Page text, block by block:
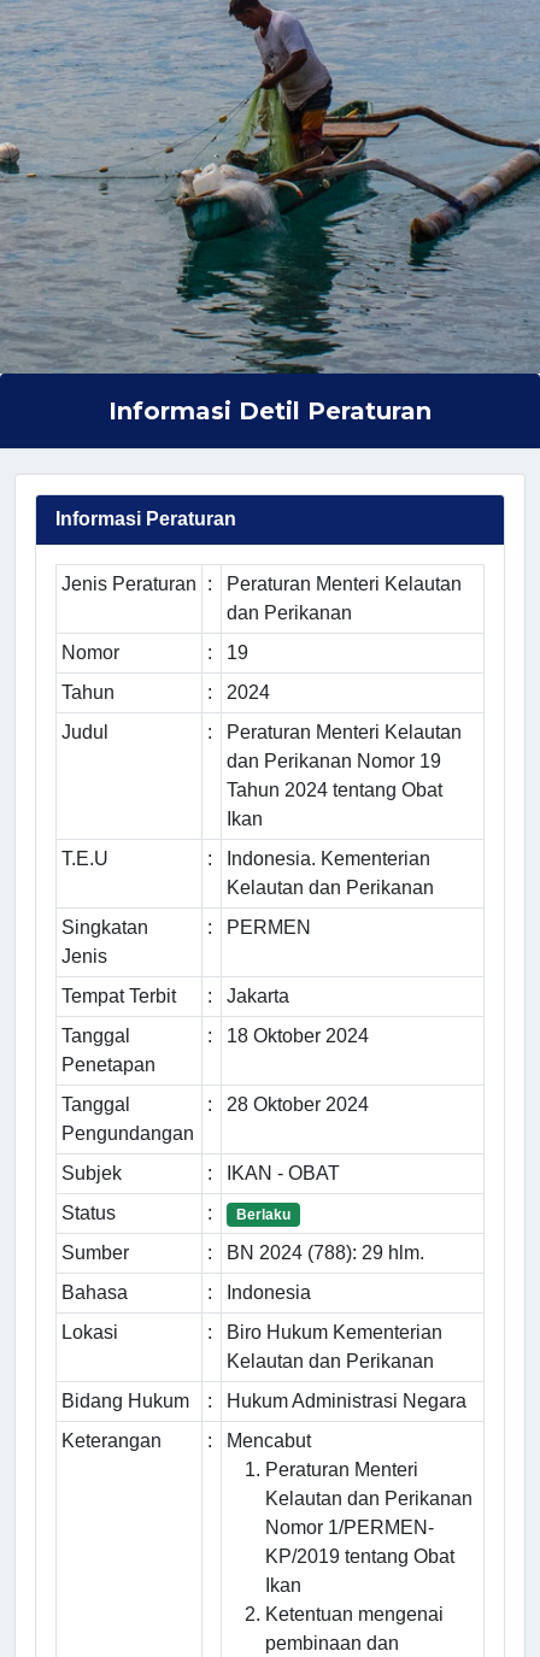
Informasi Detil Peraturan
Informasi Peraturan
Jenis Peraturan :
Peraturan Menteri Kelautan
dan Perikanan
Nomor
:
19
Tahun
:
2024
Judul
:
Peraturan Menteri Kelautan
dan Perikanan Nomor 19
Tahun 2024 tentang Obat
Ikan
T.E.U
:
Indonesia. Kementerian
Kelautan dan Perikanan
Singkatan
Jenis
: PERMEN
Tempat Terbit :
Jakarta
Tanggal
Penetapan
: 18 Oktober 2024
Tanggal
Pengundangan
: 28 Oktober 2024
Subjek :
IKAN - OBAT
Status
: Berlaku
Sumber :
BN 2024 (788): 29 hlm.
Bahasa
:
Indonesia
Lokasi
:
Biro Hukum Kementerian
Kelautan dan Perikanan
Bidang Hukum
:
Hukum Administrasi Negara
Keterangan
:
Mencabut
Peraturan Menteri
Kelautan dan Perikanan
Nomor 1/PERMEN-
KP/2019 tentang Obat
Ikan
Ketentuan mengenai
pembinaan dan